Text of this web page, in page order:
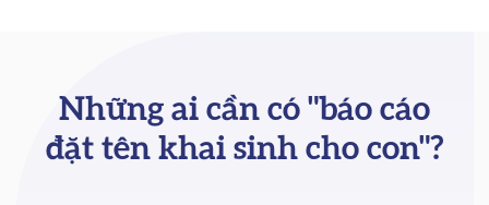
Những ai cần có "báo cáo
đặt tên khai sinh cho con"?